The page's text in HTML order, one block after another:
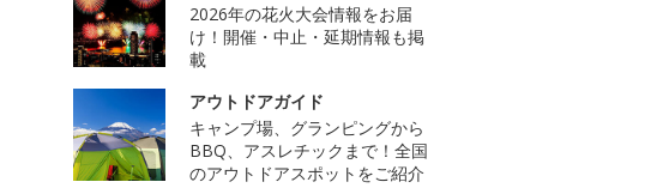
2026年の花火大会情報をお届
け！開催・中止・延期情報も掲
載
アウトドアガイド
キャンプ場、グランピングから
BBQ、アスレチックまで！全国
のアウトドアスポットをご紹介